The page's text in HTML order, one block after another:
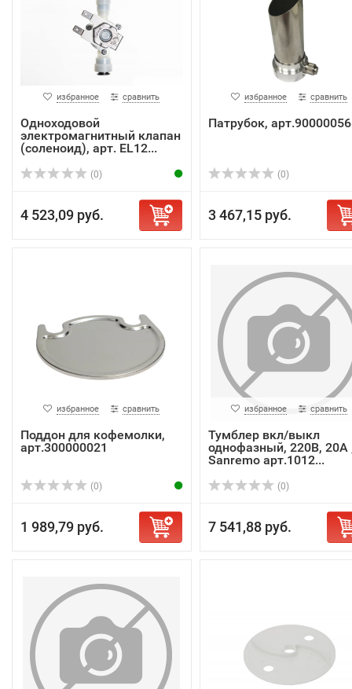
избранное сравнить
Одноходовой
электромагнитный клапан
(соленоид), арт. EL12...
(0)
4 523,09 руб.
избранное сравнить
Патрубок,
(0)
3 467,15 руб.
избранное сравнить
Поддон для кофемолки,
арт.300000021
(0)
1 989,79 руб.
избранное сравнить
Тумблер вкл/выкл
однофазный, 220В, 20А
Sanremo арт.1012...
(0)
7 541,88 руб.